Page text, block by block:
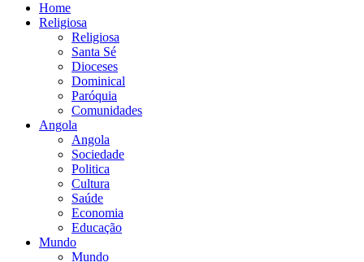
Home
Religiosa
Religiosa
Santa Sé
Dioceses
Dominical
Paróquia
Comunidades
Angola
Angola
Sociedade
Politica
Cultura
Saúde
Economia
Educação
Mundo
Mundo